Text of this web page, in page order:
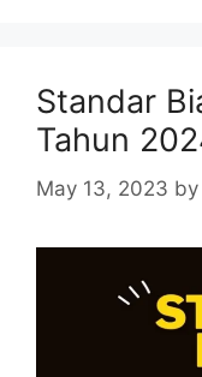
Standar
Tahun
May 13, 2023 by